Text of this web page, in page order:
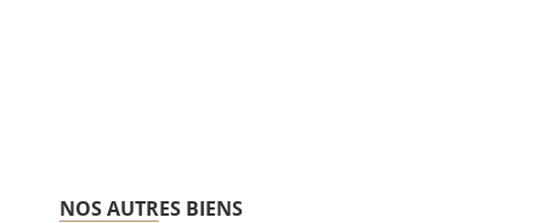
NOS AUTRES BIENS